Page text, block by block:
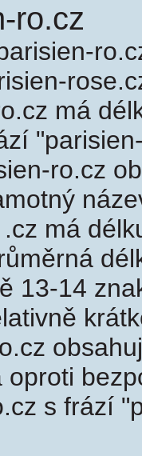
ro.cz
má
ro.cz
má
13-14
oproti
s frází